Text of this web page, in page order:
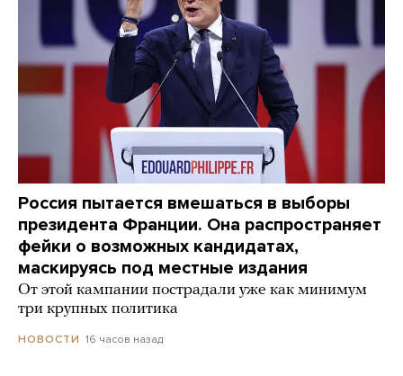
Россия пытается вмешаться в выборы
президента Франции. Она распространяет
фейки о возможных кандидатах,
маскируясь под местные издания
От этой кампании пострадали уже как минимум
три крупных политика
НОВОСТИ 16 часов назад